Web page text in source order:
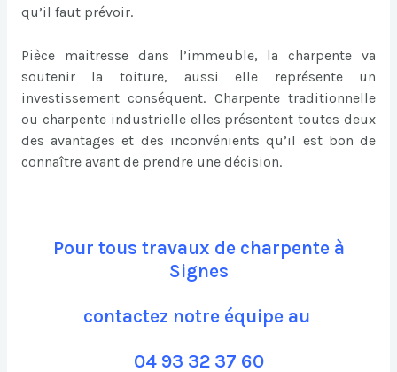
qu’il faut prévoir.
Pièce maitresse dans l’immeuble, la charpente va
soutenir la toiture, aussi elle représente un
investissement conséquent. Charpente traditionnelle
ou charpente industrielle elles présentent toutes deux
des avantages et des inconvénients qu’il est bon de
connaître avant de prendre une décision.
Pour tous travaux de charpente à
Signes
contactez notre équipe au
04 93 32 37 60